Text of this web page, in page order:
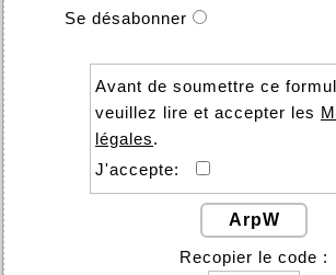
Se désabonner
Avant de soumettre ce
veuillez lire et accepter les
légales.
J'accepte:
ArpW
Recopier le code :